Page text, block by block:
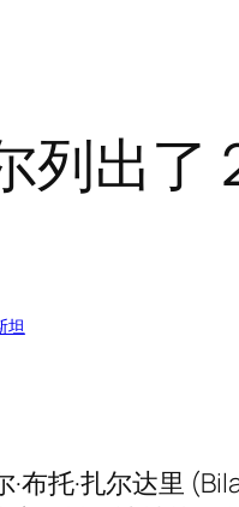
列出了
坦
·布托·扎尔达里